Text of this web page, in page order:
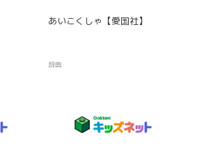
あいこくしゃ【愛国社】
辞典